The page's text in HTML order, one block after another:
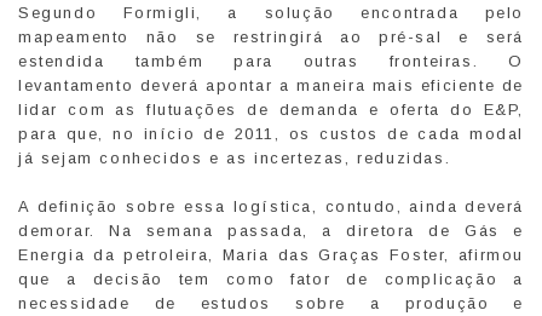
Segundo Formigli, a solução encontrada pelo
mapeamento não se restringirá ao pré-sal e será
estendida também para outras fronteiras. O
levantamento deverá apontar a maneira mais eficiente de
lidar com as flutuações de demanda e oferta do E&P,
para que, no início de 2011, os custos de cada modal
já sejam conhecidos e as incertezas, reduzidas.
A definição sobre essa logística, contudo, ainda deverá
demorar. Na semana passada, a diretora de Gás e
Energia da petroleira, Maria das Graças Foster, afirmou
que a decisão tem como fator de complicação a
necessidade de estudos sobre a produção e